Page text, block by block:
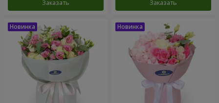
Заказать Заказать